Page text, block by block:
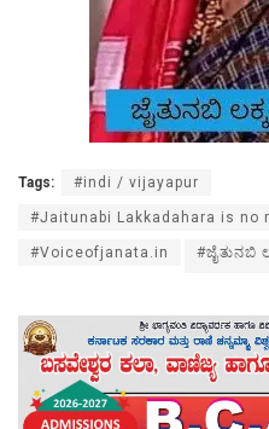
Tags: #indi / vijayapur
#Jaitunabi Lakkadahara is no
#Voiceofjanata.in #ಜೈತುನಬಿ